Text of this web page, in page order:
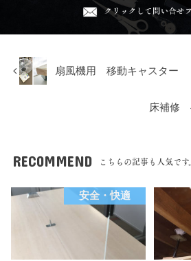
扇風機用 移動キャスター
床補修
RECOMMEND こちらの記事も人気です。
安全・快適